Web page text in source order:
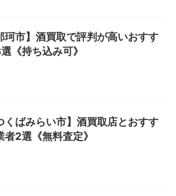
珂市】酒買取で評判が高いおすす
《持ち込み可》
くばみらい市】酒買取店とおすす
者2選《無料査定》